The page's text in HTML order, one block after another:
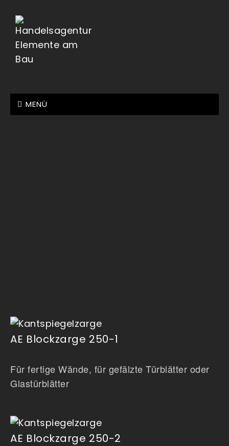
MENÜ
AE Blockzarge 250-1
Für fertige Wände, für gefälzte Türblätter oder
Glastürblätter
AE Blockzarge 250-2